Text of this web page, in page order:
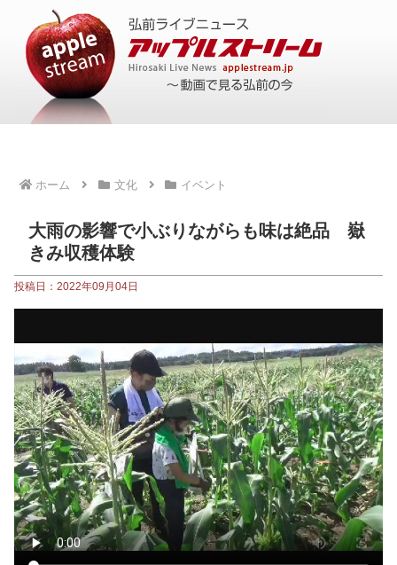
ホーム 文化 イベント
大雨の影響で小ぶりながらも味は絶品 嶽
きみ収穫体験
投稿日：2022年09月04日